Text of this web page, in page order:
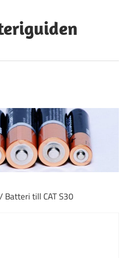
/ Batteri till CAT S30